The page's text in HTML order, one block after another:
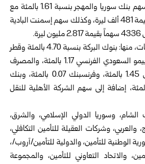
وبنتيجة التداول، ارتفع سهم بنك سوريا والمهجر بنسبة 1.61 بالمئة مع
تداول 28334 سهماً بقيمة 481 ألف ليرة، وكذلك سهم إسمنت البادية
وانخفضت أسهم 7 شركات، منها: بنوك البركة بنسبة 4.70 بالمئة وقطر
الوطني 2.52 بالمئة، وبيمو السعودي الفرنسي 1.17 بالمئة، والمصرف
الدولي للتجارة والتمويل 1.45 بالمئة، وفرنسبنك 0.07 بالمئة، وبنك
الأهلي 0.61 بالمئة، إضافة إلى سهم الشركة الأهلية للنقل
وسوريا الدولي الإسلامي، والشرق،
والعربي، وشركات العقيلة للتأمين التكافلي،
الوطنية للتأمين، والدولية للتأمين/آروب/،
والاتحاد التعاوني للتأمين، والمجموعة